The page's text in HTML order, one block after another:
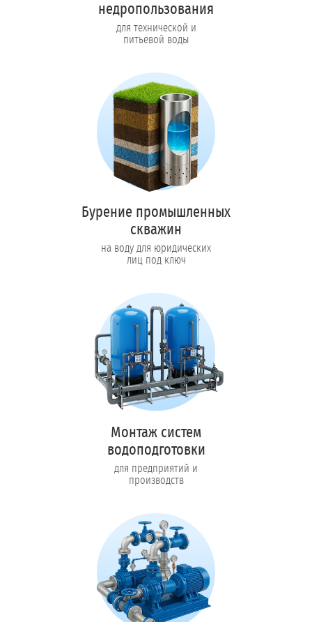
недропользования
для технической и
питьевой воды
Бурение промышленных
скважин
на воду для юридических
лиц под ключ
Монтаж систем
водоподготовки
для предприятий и
производств